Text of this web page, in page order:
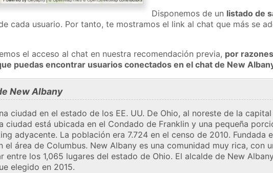
Disponemos de un listado de
cada usuario. Por tanto, te mostramos el link al chat que más se
el acceso al chat en nuestra recomendación previa, por
puedas encontrar usuarios conectados en el chat de New
New Albany
ciudad en el estado de los EE. UU. De Ohio, al noreste de la
ciudad está ubicada en el Condado de Franklin y una pequeña
adyacente. La población era 7.724 en el censo de 2010. Fundada
el área de Columbus. New Albany es una comunidad muy rica, con
entre los 1,065 lugares del estado de Ohio. El alcalde de New
elegido en 2015.